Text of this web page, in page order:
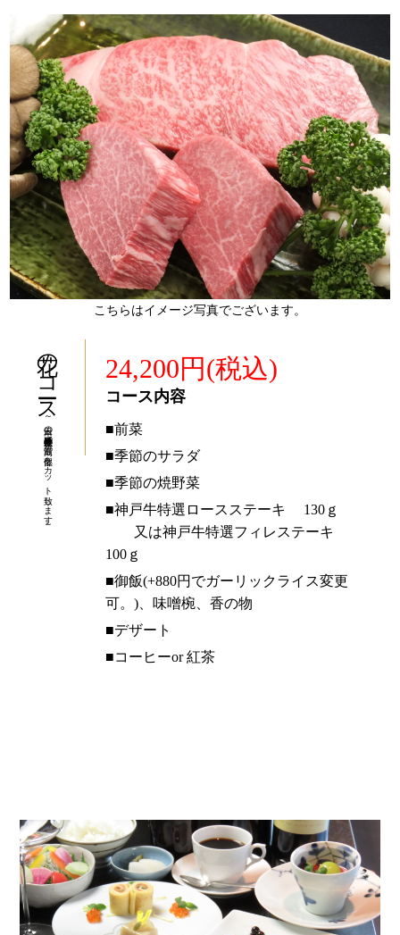
こちらはイメージ写真でございます。
花のコース
～
本日の神戸牛（受賞牛以外）で最高の部位をカット致します～
24,200円(税込)
コース内容
■前菜
■季節のサラダ
■季節の焼野菜
■神戸牛特選ロースステーキ 130ｇ
又は神戸牛特選フィレステーキ
100ｇ
■御飯(+880円でガーリックライス変更
可。)、味噌椀、香の物
■デザート
■コーヒーor 紅茶